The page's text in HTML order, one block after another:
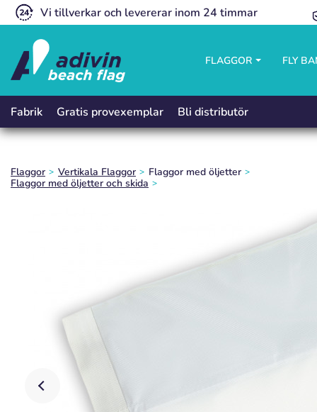
Vi tillverkar och levererar inom 24 timmar
FLAGGOR FLY
Fabrik Gratis provexemplar Bli distributör
Flaggor Vertikala Flaggor
Flaggor med öljetter
Flaggor med öljetter och skida